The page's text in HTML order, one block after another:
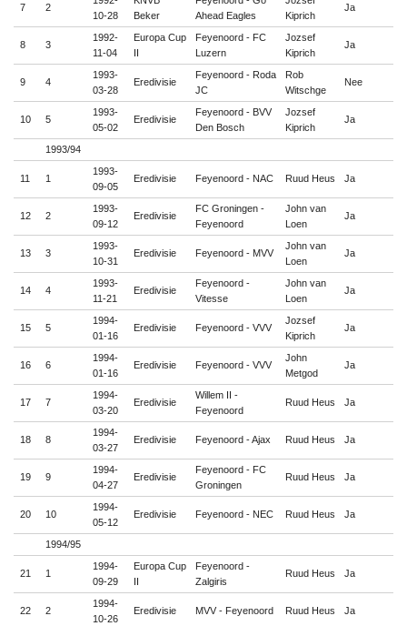
7 2
10-28
Beker
Ahead Eagles
Kiprich
Ja
8 3
1992-
11-04
Europa Cup
II
Feyenoord - FC
Luzern
Jozsef
Kiprich
Ja
9 4
1993-
03-28
Eredivisie
Feyenoord - Roda
JC
Rob
Witschge
Nee
10 5
1993-
05-02
Eredivisie
Feyenoord - BVV
Den Bosch
Jozsef
Kiprich
Ja
1993/94
11 1
1993-
09-05
Eredivisie Feyenoord - NAC Ruud Heus Ja
12 2
1993-
09-12
Eredivisie
FC Groningen -
Feyenoord
John van
Loen
Ja
13 3
1993-
10-31
Eredivisie Feyenoord - MVV
John van
Loen
Ja
14 4
1993-
11-21
Eredivisie
Feyenoord -
Vitesse
John van
Loen
Ja
15 5
1994-
01-16
Eredivisie Feyenoord - VVV
Jozsef
Kiprich
Ja
16 6
1994-
01-16
Eredivisie Feyenoord - VVV
John
Metgod
Ja
17 7
1994-
03-20
Eredivisie
Willem II -
Feyenoord
Ruud Heus Ja
18 8
1994-
03-27
Eredivisie Feyenoord - Ajax Ruud Heus Ja
19 9
1994-
04-27
Eredivisie
Feyenoord - FC
Groningen
Ruud Heus Ja
20 10
1994-
05-12
Eredivisie Feyenoord - NEC Ruud Heus Ja
1994/95
21 1
1994-
09-29
Europa Cup
II
Feyenoord -
Zalgiris
Ruud Heus Ja
22 2
1994-
10-26
Eredivisie MVV - Feyenoord Ruud Heus Ja